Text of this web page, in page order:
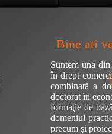
Bine ati
Suntem una
în drept
combinată a
doctorat în
formaţie de
domeniul
precum şi